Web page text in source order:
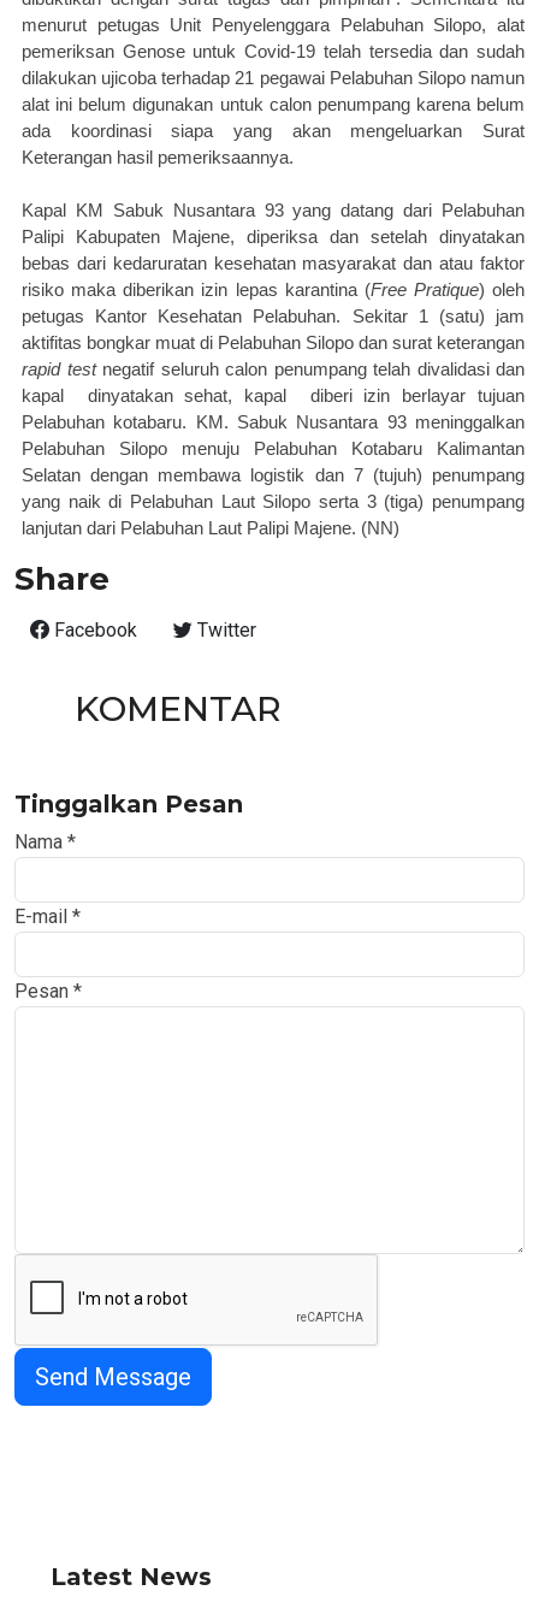
menurut petugas Unit Penyelenggara Pelabuhan Silopo, alat
pemeriksan Genose untuk Covid-19 telah tersedia dan sudah
dilakukan ujicoba terhadap 21 pegawai Pelabuhan Silopo namun
alat ini belum digunakan untuk calon penumpang karena belum
ada koordinasi siapa yang akan mengeluarkan Surat
Keterangan hasil pemeriksaannya.
Kapal KM Sabuk Nusantara 93 yang datang dari Pelabuhan
Palipi Kabupaten Majene, diperiksa dan setelah dinyatakan
bebas dari kedaruratan kesehatan masyarakat dan atau faktor
risiko maka diberikan izin lepas karantina (Free Pratique) oleh
petugas Kantor Kesehatan Pelabuhan. Sekitar 1 (satu) jam
aktifitas bongkar muat di Pelabuhan Silopo dan surat keterangan
rapid testnegatif seluruh calon penumpang telah divalidasi dan
kapal
dinyatakan sehat, kapal
diberi izin berlayar tujuan
Pelabuhan kotabaru. KM. Sabuk Nusantara 93 meninggalkan
Pelabuhan Silopo menuju Pelabuhan Kotabaru Kalimantan
Selatan dengan membawa logistik dan 7 (tujuh) penumpang
yang naik di Pelabuhan Laut Silopo serta 3 (tiga) penumpang
lanjutan dari Pelabuhan Laut Palipi Majene. (NN)
Share
Facebook Twitter
KOMENTAR
Tinggalkan Pesan
Nama *
E-mail *
Pesan *
Latest News